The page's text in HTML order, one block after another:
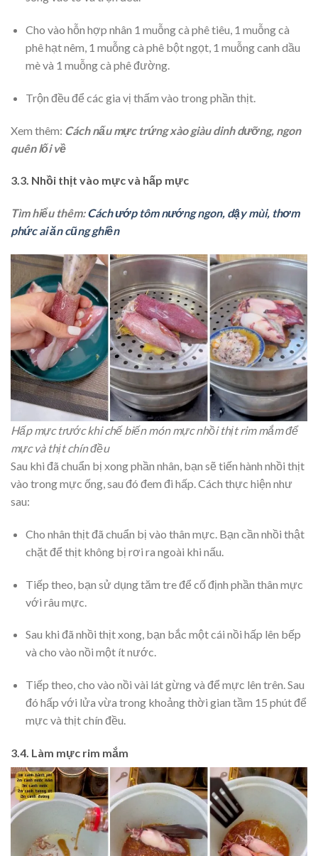
Cho vào hỗn hợp nhân 1 muỗng cà phê tiêu, 1 muỗng cà
phê hạt nêm, 1 muỗng cà phê bột ngọt, 1 muỗng canh dầu
mè và 1 muỗng cà phê đường.
Trộn đều để các gia vị thấm vào trong phần thịt.
Xem thêm: Cách nấu mực trứng xào giàu dinh dưỡng, ngon
quên lối về
3.3. Nhồi thịt vào mực và hấp mực
Tìm hiểu thêm:Cách ướp tôm nướng ngon, dậy mùi, thơm
phức ai ăn cũng ghiền
Hấp mực trước khi chế biến món mực nhồi thịt rim mắm để
mực và thịt chín đều
Sau khi đã chuẩn bị xong phần nhân, bạn sẽ tiến hành nhồi thịt
vào trong mực ống, sau đó đem đi hấp. Cách thực hiện như
sau:
Cho nhân thịt đã chuẩn bị vào thân mực. Bạn cần nhồi thật
chặt để thịt không bị rơi ra ngoài khi nấu.
Tiếp theo, bạn sử dụng tăm tre để cố định phần thân mực
với râu mực.
Sau khi đã nhồi thịt xong, bạn bắc một cái nồi hấp lên bếp
và cho vào nồi một ít nước.
Tiếp theo, cho vào nồi vài lát gừng và để mực lên trên. Sau
đó hấp với lửa vừa trong khoảng thời gian tầm 15 phút để
mực và thịt chín đều.
3.4. Làm mực rim mắm